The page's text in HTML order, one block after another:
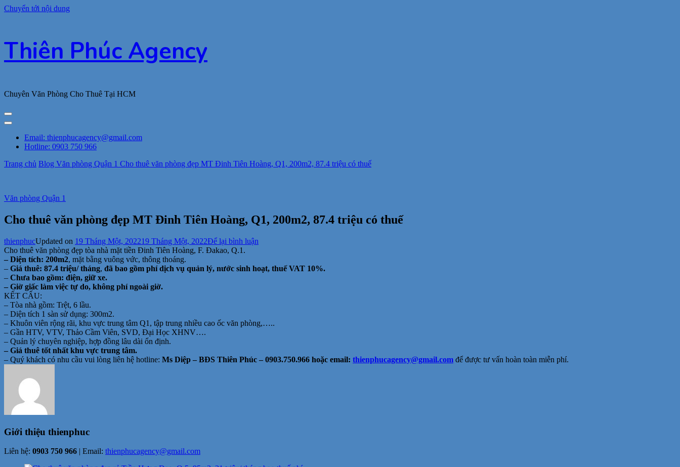
Chuyển tới nội dung
Thiên Phúc Agency
Chuyên Văn Phòng Cho Thuê Tại HCM
Email: thienphucagency@gmail.com
Hotline: 0903 750 966
Trang chủ Blog Văn phòng Quận 1 Cho thuê văn phòng đẹp MT Đinh Tiên Hoàng, Q1, 200m2, 87.4 triệu có thuế
Văn phòng Quận 1
Cho thuê văn phòng đẹp MT Đinh Tiên Hoàng, Q1, 200m2, 87.4 triệu có thuế
thienphucUpdated on 19 Tháng Một, 202219 Tháng Một, 2022Để lại bình luận
văn
Hoàng,
triệu
Cho thuê văn phòng đẹp tòa nhà mặt tiền Đinh Tiên Hoàng, F. Đakao, Q.1.
– Diện tích: 200m2, mặt bằng vuông vức, thông thoáng.
– Giá thuê: 87.4 triệu/ tháng, đã bao gồm phí dịch vụ quản lý, nước sinh hoạt, thuế VAT 10%.
– Chưa bao gồm: điện, giữ xe.
– Giờ giấc làm việc tự do, không phí ngoài giờ.
KẾT CẤU:
– Tòa nhà gồm: Trệt, 6 lầu.
– Diện tích 1 sàn sử dụng: 300m2.
– Khuôn viên rộng rãi, khu vực trung tâm Q1, tập trung nhiều cao ốc văn phòng,…..
– Gần HTV, VTV, Thảo Cầm Viên, SVD, Đại Học XHNV….
– Quản lý chuyên nghiệp, hợp đồng lâu dài ổn định.
– Giá thuê tốt nhất khu vực trung tâm.
– Quý khách có nhu cầu vui lòng liên hệ hotline: Ms Diệp – BĐS Thiên Phúc – 0903.750.966 hoặc email: thienphucagency@gmail.com để được tư vấn hoàn toàn miễn phí.
Giới thiệu thienphuc
Liên hệ: 0903 750 966 | Email: thienphucagency@gmail.com